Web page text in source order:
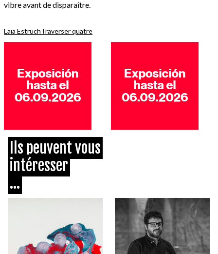
vibre avant de disparaître.
Laïa EstruchTraverser quatre
Ils peuvent vous
intéresser
...